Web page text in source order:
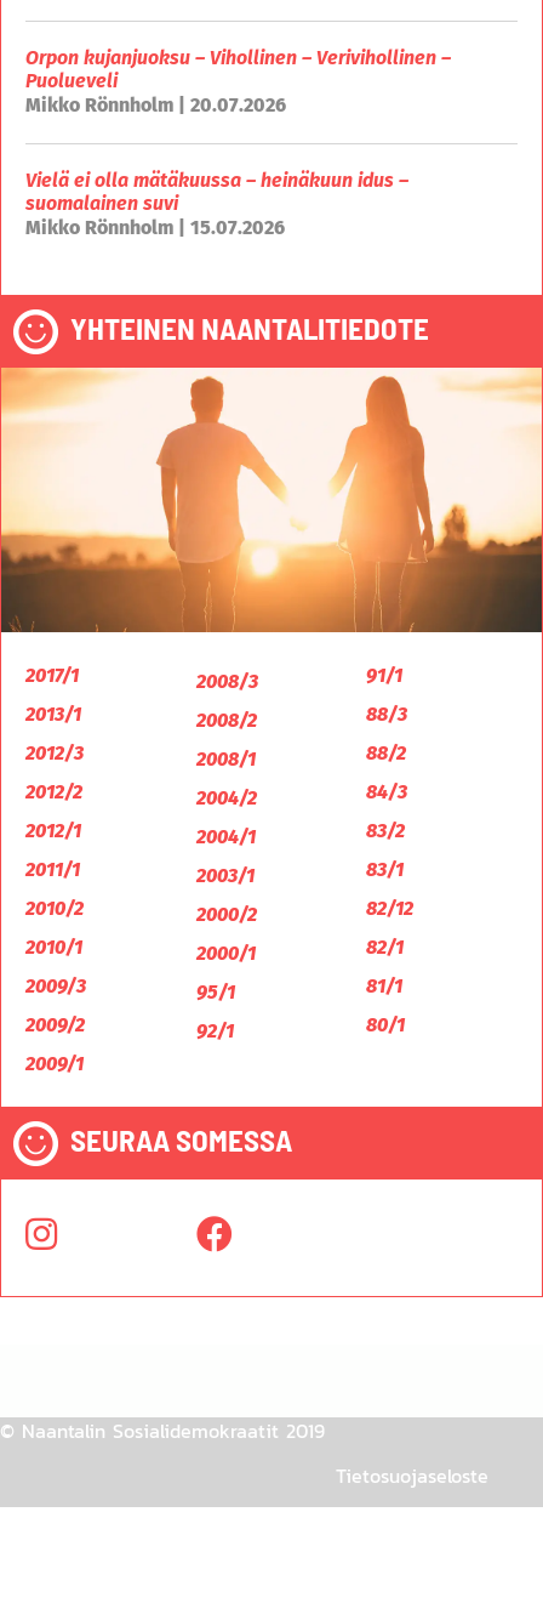
Orpon kujanjuoksu – Vihollinen – Verivihollinen –
Puolueveli
Mikko Rönnholm | 20.07.2026
Vielä ei olla mätäkuussa – heinäkuun idus –
suomalainen suvi
Mikko Rönnholm | 15.07.2026
YHTEINEN NAANTALITIEDOTE
2017/1
2013/1
2012/3
2012/2
2012/1
2011/1
2010/2
2010/1
2009/3
2009/2
2009/1
2008/3
2008/2
2008/1
2004/2
2004/1
2003/1
2000/2
2000/1
95/1
92/1
91/1
88/3
88/2
84/3
83/2
83/1
82/12
82/1
81/1
80/1
SEURAA SOMESSA
© Naantalin Sosialidemokraatit 2019
Tietosuojaseloste